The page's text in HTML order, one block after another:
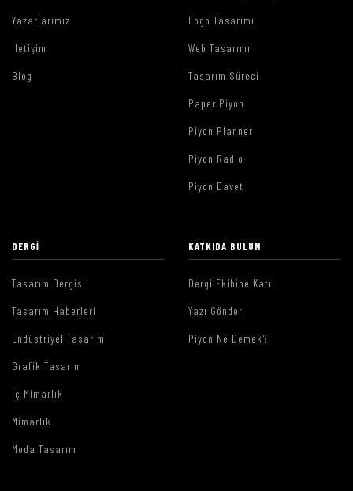
Yazarlarımız
İletişim
Blog
Logo Tasarımı
Web Tasarımı
Tasarım Süreci
Paper Piyon
Piyon Planner
Piyon Radio
Piyon Davet
DERGI
Tasarım Dergisi
Tasarım Haberleri
Endüstriyel Tasarım
Grafik Tasarım
İç Mimarlık
Mimarlık
Moda Tasarım
KATKIDA BULUN
Dergi Ekibine Katıl
Yazı Gönder
Piyon Ne Demek?